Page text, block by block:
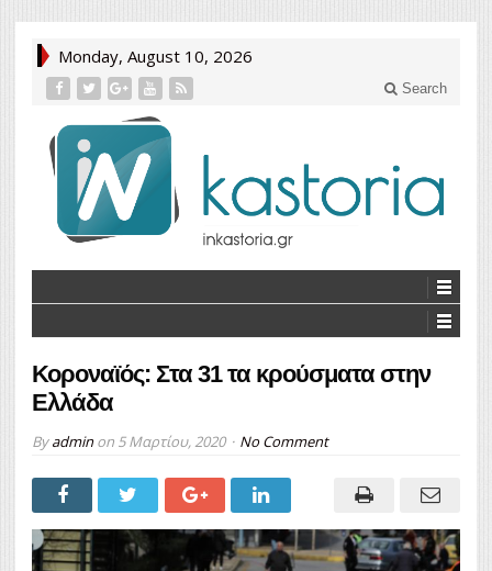
Monday, August 10, 2026
Search
Κοροναϊός: Στα 31 τα κρούσματα στην
Ελλάδα
Byadminon 5 Μαρτίου, 2020 No Comment